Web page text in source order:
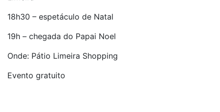
18h30 – espetáculo de Natal
19h – chegada do Papai Noel
Onde: Pátio Limeira Shopping
Evento gratuito